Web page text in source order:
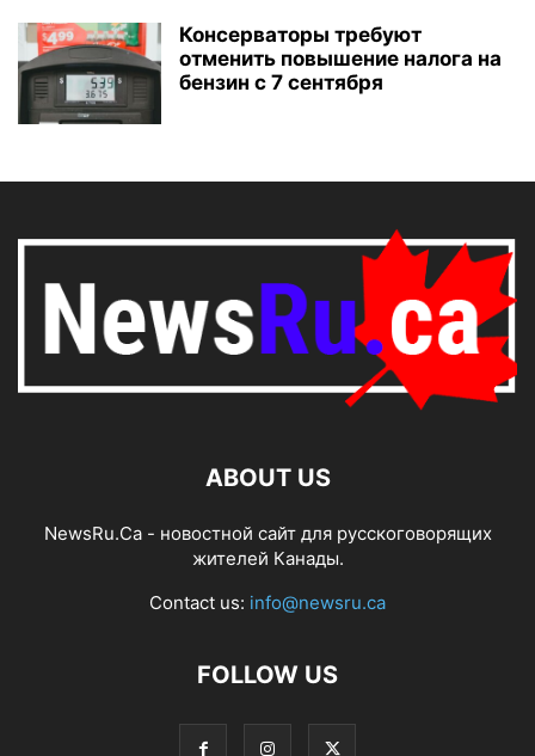
Консерваторы требуют
отменить повышение налога на
бензин с 7 сентября
ABOUT US
NewsRu.Ca - новостной сайт для русскоговорящих
жителей Канады.
Contact us: info@newsru.ca
FOLLOW US